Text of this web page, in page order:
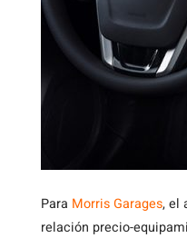
Para Morris Garages, el
relación precio-